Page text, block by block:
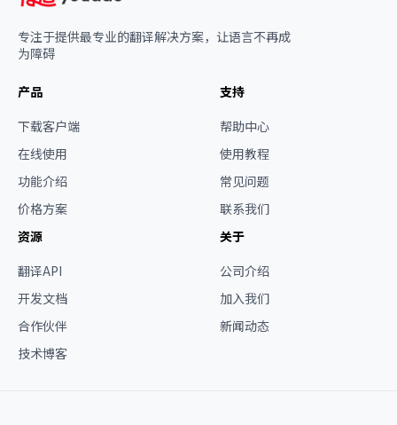
专注于提供最专业的翻译解决方案，让语言不再成
为障碍
产品
下载客户端
在线使用
功能介绍
价格方案
支持
帮助中心
使用教程
常见问题
联系我们
资源
翻译API
开发文档
合作伙伴
技术博客
关于
公司介绍
加入我们
新闻动态